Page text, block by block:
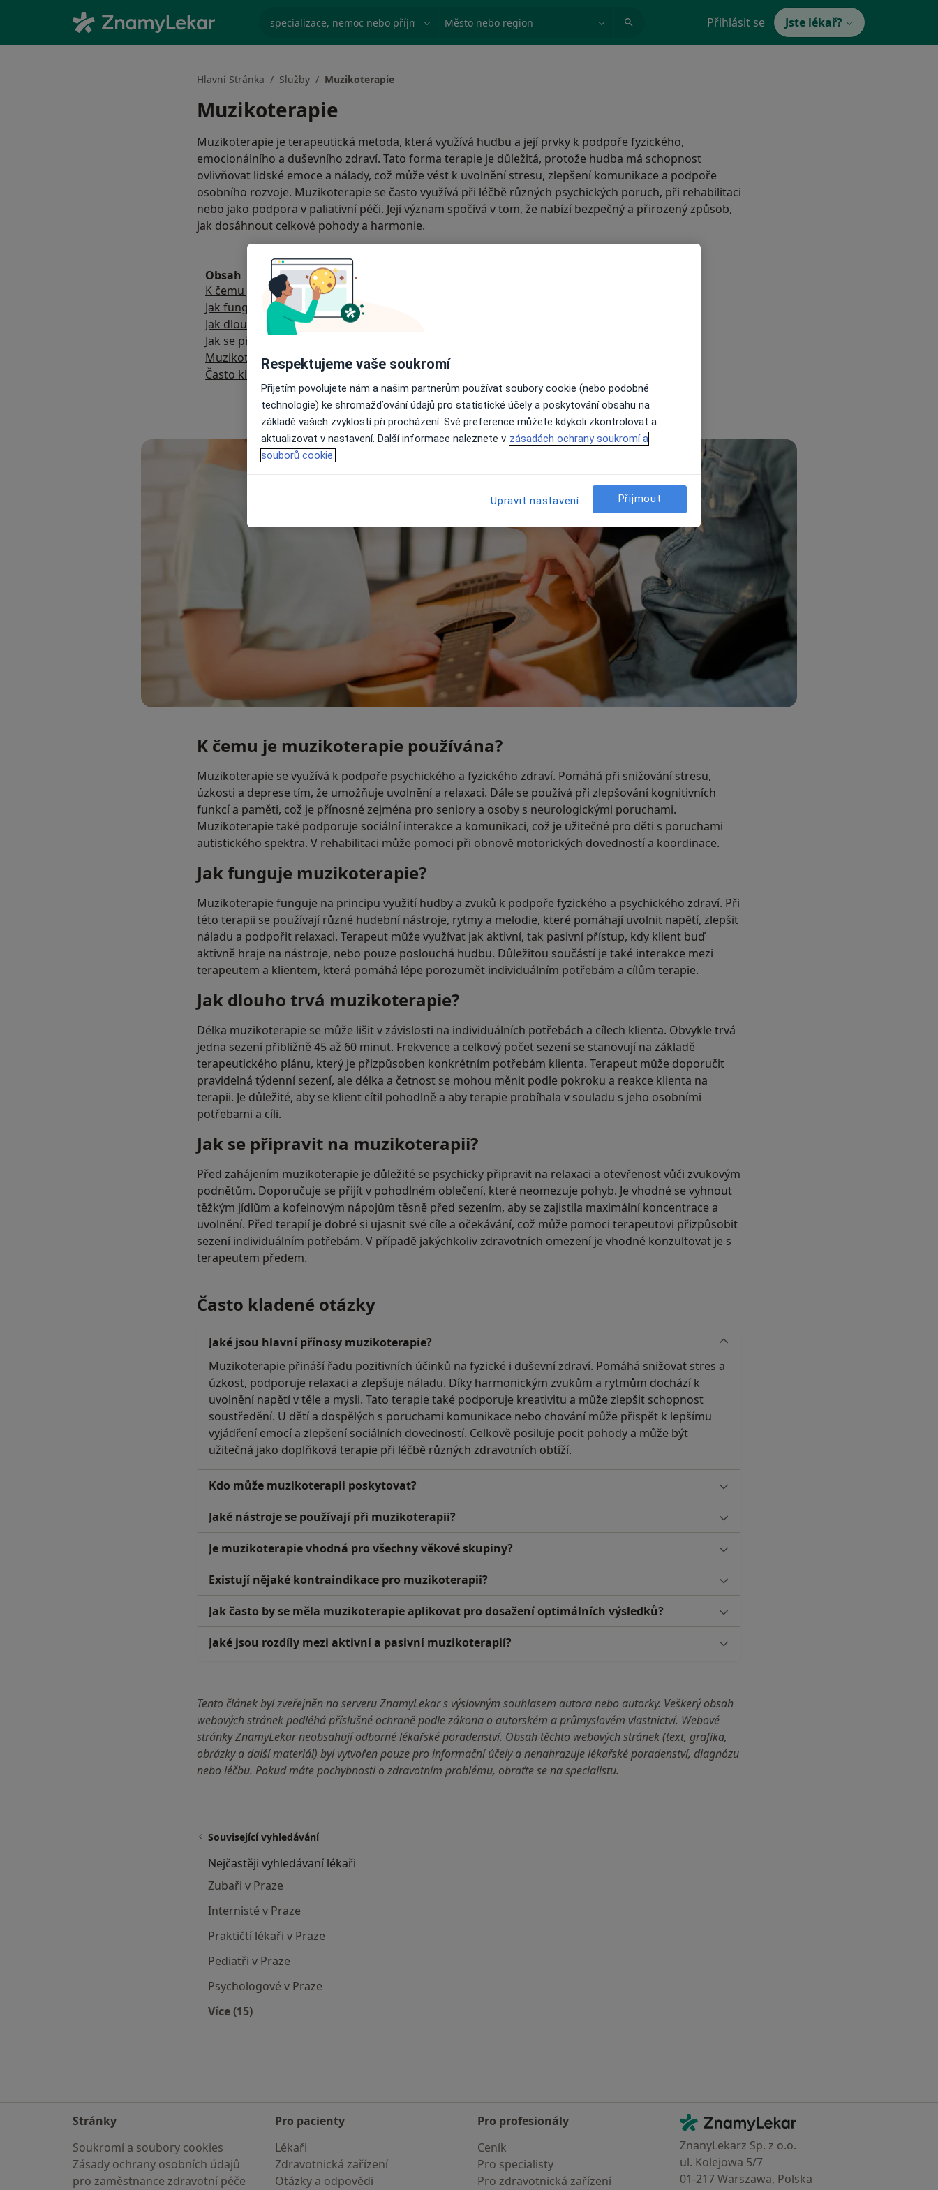
specializace, nemoc nebo příjmení Město nebo region Přihlásit se Jste lékař?
Hlavní Stránka Služby Muzikoterapie
Muzikoterapie
Muzikoterapie je terapeutická metoda, která využívá hudbu a její prvky k podpoře fyzického,
emocionálního a duševního zdraví. Tato forma terapie je důležitá, protože hudba má schopnost
ovlivňovat lidské emoce a nálady, což může vést k uvolnění stresu, zlepšení komunikace a podpoře
osobního rozvoje. Muzikoterapie se často využívá při léčbě různých psychických poruch, při rehabilitaci
nebo jako podpora v paliativní péči. Její význam spočívá v tom, že nabízí bezpečný a přirozený způsob,
jak dosáhnout celkové pohody a harmonie.
Obsah
K čemu je muzikoterapie používána?
Jak funguje muzikoterapie?
Jak dlouho trvá muzikoterapie?
Jak se připravit na muzikoterapii?
Muzikoterapie: Doporučení specialisté a centra
Často kladené otázky
K čemu je muzikoterapie používána?
Muzikoterapie se využívá k podpoře psychického a fyzického zdraví. Pomáhá při snižování stresu,
úzkosti a deprese tím, že umožňuje uvolnění a relaxaci. Dále se používá při zlepšování kognitivních
funkcí a paměti, což je přínosné zejména pro seniory a osoby s neurologickými poruchami.
Muzikoterapie také podporuje sociální interakce a komunikaci, což je užitečné pro děti s poruchami
autistického spektra. V rehabilitaci může pomoci při obnově motorických dovedností a koordinace.
Jak funguje muzikoterapie?
Muzikoterapie funguje na principu využití hudby a zvuků k podpoře fyzického a psychického zdraví. Při
této terapii se používají různé hudební nástroje, rytmy a melodie, které pomáhají uvolnit napětí, zlepšit
náladu a podpořit relaxaci. Terapeut může využívat jak aktivní, tak pasivní přístup, kdy klient buď
aktivně hraje na nástroje, nebo pouze poslouchá hudbu. Důležitou součástí je také interakce mezi
terapeutem a klientem, která pomáhá lépe porozumět individuálním potřebám a cílům terapie.
Jak dlouho trvá muzikoterapie?
Délka muzikoterapie se může lišit v závislosti na individuálních potřebách a cílech klienta. Obvykle trvá
jedna sezení přibližně 45 až 60 minut. Frekvence a celkový počet sezení se stanovují na základě
terapeutického plánu, který je přizpůsoben konkrétním potřebám klienta. Terapeut může doporučit
pravidelná týdenní sezení, ale délka a četnost se mohou měnit podle pokroku a reakce klienta na
terapii. Je důležité, aby se klient cítil pohodlně a aby terapie probíhala v souladu s jeho osobními
potřebami a cíli.
Jak se připravit na muzikoterapii?
Před zahájením muzikoterapie je důležité se psychicky připravit na relaxaci a otevřenost vůči zvukovým
podnětům. Doporučuje se přijít v pohodlném oblečení, které neomezuje pohyb. Je vhodné se vyhnout
těžkým jídlům a kofeinovým nápojům těsně před sezením, aby se zajistila maximální koncentrace a
uvolnění. Před terapií je dobré si ujasnit své cíle a očekávání, což může pomoci terapeutovi přizpůsobit
sezení individuálním potřebám. V případě jakýchkoliv zdravotních omezení je vhodné konzultovat je s
terapeutem předem.
Často kladené otázky
Jaké jsou hlavní přínosy muzikoterapie?
Muzikoterapie přináší řadu pozitivních účinků na fyzické i duševní zdraví. Pomáhá snižovat stres a
úzkost, podporuje relaxaci a zlepšuje náladu. Díky harmonickým zvukům a rytmům dochází k
uvolnění napětí v těle a mysli. Tato terapie také podporuje kreativitu a může zlepšit schopnost
soustředění. U dětí a dospělých s poruchami komunikace nebo chování může přispět k lepšímu
vyjádření emocí a zlepšení sociálních dovedností. Celkově posiluje pocit pohody a může být
užitečná jako doplňková terapie při léčbě různých zdravotních obtíží.
Kdo může muzikoterapii poskytovat?
Jaké nástroje se používají při muzikoterapii?
Je muzikoterapie vhodná pro všechny věkové skupiny?
Existují nějaké kontraindikace pro muzikoterapii?
Jak často by se měla muzikoterapie aplikovat pro dosažení optimálních výsledků?
Jaké jsou rozdíly mezi aktivní a pasivní muzikoterapií?
Tento článek byl zveřejněn na serveru ZnamyLekar s výslovným souhlasem autora nebo autorky. Veškerý obsah
webových stránek podléhá příslušné ochraně podle zákona o autorském a průmyslovém vlastnictví. Webové
stránky ZnamyLekar neobsahují odborné lékařské poradenství. Obsah těchto webových stránek (text, grafika,
obrázky a další materiál) byl vytvořen pouze pro informační účely a nenahrazuje lékařské poradenství, diagnózu
nebo léčbu. Pokud máte pochybnosti o zdravotním problému, obraťte se na specialistu.
Související vyhledávání
Nejčastěji vyhledávaní lékaři
Zubaři v Praze
Internisté v Praze
Praktičtí lékaři v Praze
Pediatři v Praze
Psychologové v Praze
Více (15)
Stránky
Soukromí a soubory cookies
Zásady ochrany osobních údajů
pro zaměstnance zdravotní péče
Pro pacienty
Lékaři
Zdravotnická zařízení
Otázky a odpovědi
Pro profesionály
Ceník
Pro specialisty
Pro zdravotnická zařízení
Kontakt
ZnamyLekar - Hlavní stránka
ZnanyLekarz Sp. z o.o.
ul. Kolejowa 5/7
01-217 Warszawa, Polska
Respektujeme vaše soukromí
Přijetím povolujete nám a našim partnerům používat soubory cookie (nebo podobné
technologie) ke shromažďování údajů pro statistické účely a poskytování obsahu na
základě vašich zvyklostí při procházení. Své preference můžete kdykoli zkontrolovat a
aktualizovat v nastavení. Další informace naleznete v zásadách ochrany soukromí a
souborů cookie.
Upravit nastavení Přijmout